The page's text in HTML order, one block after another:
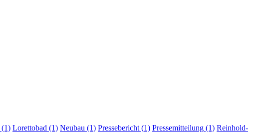
(1) Lorettobad (1) Neubau (1) Pressebericht (1) Pressemitteilung (1) Reinhold-